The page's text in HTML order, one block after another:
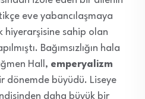
eve yabancılaşmaya
hiyerarşisine sahip olan
Bağımsızlığın hala
Hall, emperyalizm
dönemde büyüdü. Liseye
daha büyük bir